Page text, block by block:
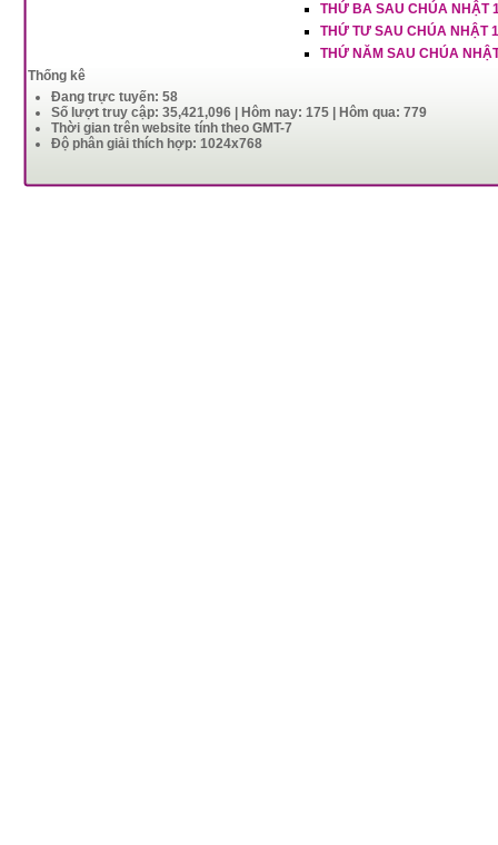
THỨ BA SAU CHÚA NHẬT
THỨ TƯ SAU CHÚA NHẬT
THỨ NĂM SAU CHÚA
Thống kê
Đang trực tuyến: 58
Số lượt truy cập: 35,421,096 | Hôm nay: 175 | Hôm qua: 779
Thời gian trên website tính theo GMT-7
Độ phân giải thích hợp: 1024x768